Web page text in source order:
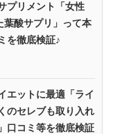
プリメント「女性
葉酸サプリ」って本
を徹底検証♪
エットに最適「ライ
のセレブも取り入れ
口コミ等を徹底検証